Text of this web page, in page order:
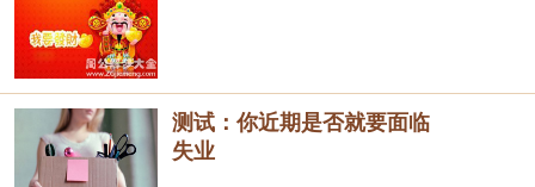
测试：你近期是否就要面临
失业